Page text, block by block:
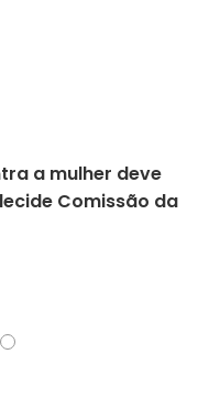
a mulher deve
Comissão da